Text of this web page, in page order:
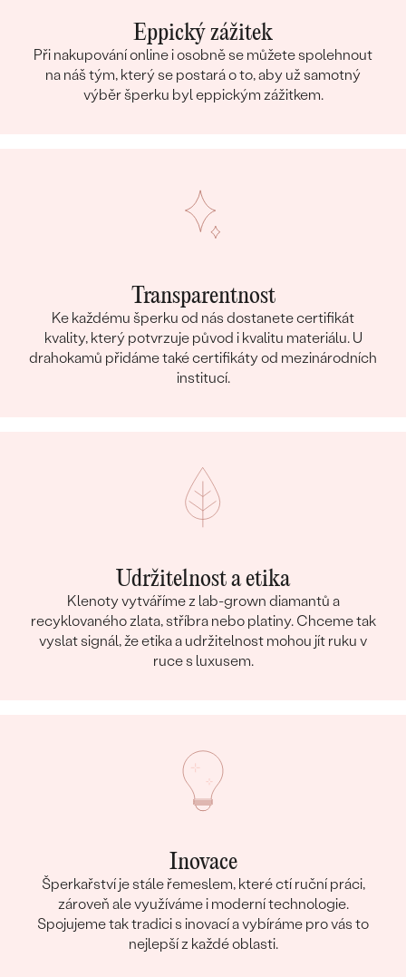
Eppický zážitek
Při nakupování online i osobně se můžete spolehnout
na náš tým, který se postará o to, aby už samotný
výběr šperku byl eppickým zážitkem.
Transparentnost
Ke každému šperku od nás dostanete certifikát
kvality, který potvrzuje původ i kvalitu materiálu. U
drahokamů přidáme také certifikáty od mezinárodních
institucí.
Udržitelnost a etika
Klenoty vytváříme z lab-grown diamantů a
recyklovaného zlata, stříbra nebo platiny. Chceme tak
vyslat signál, že etika a udržitelnost mohou jít ruku v
ruce s luxusem.
Inovace
Šperkařství je stále řemeslem, které ctí ruční práci,
zároveň ale využíváme i moderní technologie.
Spojujeme tak tradici s inovací a vybíráme pro vás to
nejlepší z každé oblasti.